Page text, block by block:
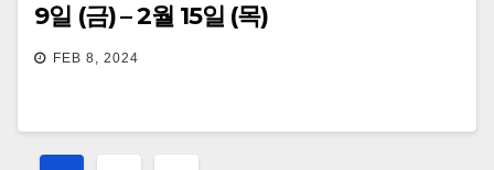
9일 (금) – 2월 15일 (목)
FEB 8, 2024